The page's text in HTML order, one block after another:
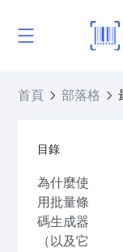
首頁 部落格
目錄
為什麼使
用批量條
碼生成器
（以及它